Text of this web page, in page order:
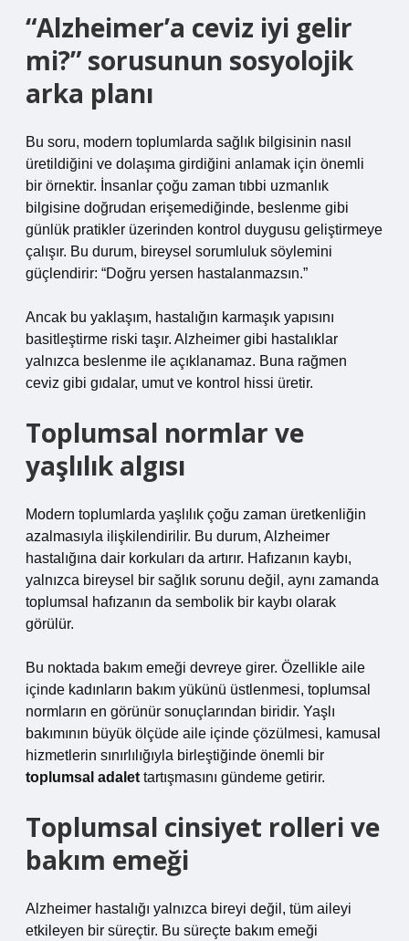
“Alzheimer’a ceviz iyi gelir
mi?” sorusunun sosyolojik
arka planı
Bu soru, modern toplumlarda sağlık bilgisinin nasıl
üretildiğini ve dolaşıma girdiğini anlamak için önemli
bir örnektir. İnsanlar çoğu zaman tıbbi uzmanlık
bilgisine doğrudan erişemediğinde, beslenme gibi
günlük pratikler üzerinden kontrol duygusu geliştirmeye
çalışır. Bu durum, bireysel sorumluluk söylemini
güçlendirir: “Doğru yersen hastalanmazsın.”
Ancak bu yaklaşım, hastalığın karmaşık yapısını
basitleştirme riski taşır. Alzheimer gibi hastalıklar
yalnızca beslenme ile açıklanamaz. Buna rağmen
ceviz gibi gıdalar, umut ve kontrol hissi üretir.
Toplumsal normlar ve
yaşlılık algısı
Modern toplumlarda yaşlılık çoğu zaman üretkenliğin
azalmasıyla ilişkilendirilir. Bu durum, Alzheimer
hastalığına dair korkuları da artırır. Hafızanın kaybı,
yalnızca bireysel bir sağlık sorunu değil, aynı zamanda
toplumsal hafızanın da sembolik bir kaybı olarak
görülür.
Bu noktada bakım emeği devreye girer. Özellikle aile
içinde kadınların bakım yükünü üstlenmesi, toplumsal
normların en görünür sonuçlarından biridir. Yaşlı
bakımının büyük ölçüde aile içinde çözülmesi, kamusal
hizmetlerin sınırlılığıyla birleştiğinde önemli bir
toplumsal adalet tartışmasını gündeme getirir.
Toplumsal cinsiyet rolleri ve
bakım emeği
Alzheimer hastalığı yalnızca bireyi değil, tüm aileyi
etkileyen bir süreçtir. Bu süreçte bakım emeği